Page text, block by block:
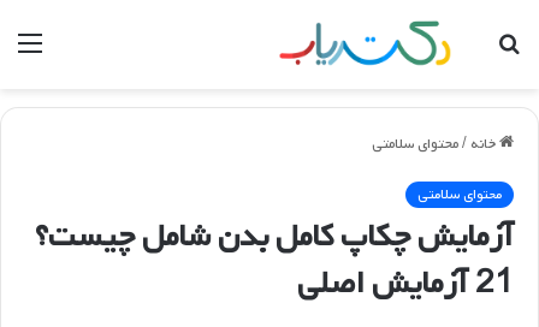
جستجو
خانه /محتوای سلامتی
محتوای سلامتی
آزمایش چکاپ کامل بدن شامل چیست؟
21 آزمایش اصلی